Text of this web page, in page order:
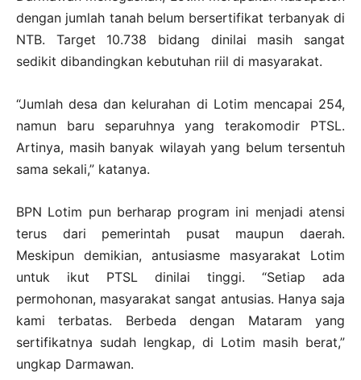
dengan jumlah tanah belum bersertifikat terbanyak di
NTB. Target 10.738 bidang dinilai masih sangat
sedikit dibandingkan kebutuhan riil di masyarakat.
“Jumlah desa dan kelurahan di Lotim mencapai 254,
namun baru separuhnya yang terakomodir PTSL.
Artinya, masih banyak wilayah yang belum tersentuh
sama sekali,” katanya.
BPN Lotim pun berharap program ini menjadi atensi
terus dari pemerintah pusat maupun daerah.
Meskipun demikian, antusiasme masyarakat Lotim
untuk ikut PTSL dinilai tinggi. “Setiap ada
permohonan, masyarakat sangat antusias. Hanya saja
kami terbatas. Berbeda dengan Mataram yang
sertifikatnya sudah lengkap, di Lotim masih berat,”
ungkap Darmawan.